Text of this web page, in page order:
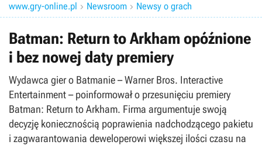
www.gry-online.pl  Newsroom  Newsy o grach
Batman: Return to Arkham opóźnione
i bez nowej daty premiery
Wydawca gier o Batmanie – Warner Bros. Interactive
Entertainment – poinformował o przesunięciu premiery
Batman: Return to Arkham. Firma argumentuje swoją
decyzję koniecznością poprawienia nadchodzącego pakietu
i zagwarantowania deweloperowi większej ilości czasu na